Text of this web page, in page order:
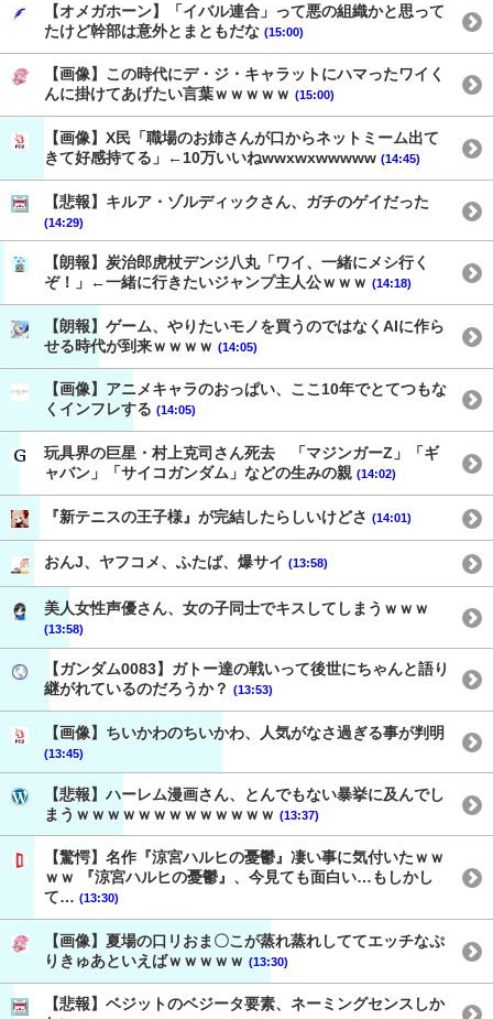
【オメガホーン】「イバル連合」って悪の組織かと思って
たけど幹部は意外とまともだな (15:00)
【画像】この時代にデ・ジ・キャラットにハマったワイく
んに掛けてあげたい言葉ｗｗｗｗｗ (15:00)
【画像】X民「職場のお姉さんが口からネットミーム出て
きて好感持てる」←10万いいねwwxwxwwwww (14:45)
【悲報】キルア・ゾルディックさん、ガチのゲイだった
(14:29)
【朗報】炭治郎虎杖デンジ八丸「ワイ、一緒にメシ行く
ぞ！」←一緒に行きたいジャンプ主人公ｗｗｗ (14:18)
【朗報】ゲーム、やりたいモノを買うのではなくAIに作ら
せる時代が到来ｗｗｗｗ (14:05)
【画像】アニメキャラのおっぱい、ここ10年でとてつもな
くインフレする (14:05)
玩具界の巨星・村上克司さん死去 「マジンガーZ」「ギ
ャバン」「サイコガンダム」などの生みの親 (14:02)
『新テニスの王子様』が完結したらしいけどさ (14:01)
おんJ、ヤフコメ、ふたば、爆サイ (13:58)
美人女性声優さん、女の子同士でキスしてしまうｗｗｗ
(13:58)
【ガンダム0083】ガトー達の戦いって後世にちゃんと語り
継がれているのだろうか？ (13:53)
【画像】ちいかわのちいかわ、人気がなさ過ぎる事が判明
(13:45)
【悲報】ハーレム漫画さん、とんでもない暴挙に及んでし
まうｗｗｗｗｗｗｗｗｗｗｗｗｗ (13:37)
【驚愕】名作『涼宮ハルヒの憂鬱』凄い事に気付いたｗｗ
ｗｗ 『涼宮ハルヒの憂鬱』、今見ても面白い…もしかし
て… (13:30)
【画像】夏場の口リおま〇こが蒸れ蒸れしててエッチなぷ
りきゅあといえばｗｗｗｗｗ (13:30)
【悲報】ベジットのベジータ要素、ネーミングセンスしか